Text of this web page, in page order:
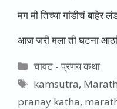
मग मी तिच्या गांडीचं बाहेर
आज जरी मला ती घटना
Categories
चावट - प्रणय कथा
Tags
kamsutra,
pranay katha,